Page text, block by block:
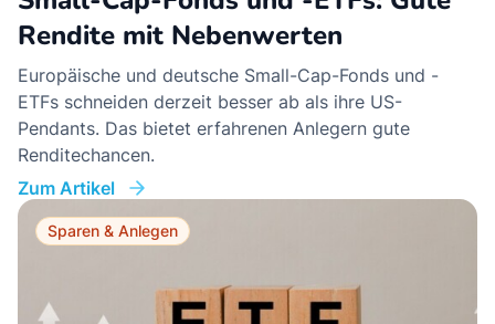
Rendite mit Nebenwerten
Europäische und deutsche Small-Cap-Fonds und -
ETFs schneiden derzeit besser ab als ihre US-
Pendants. Das bietet erfahrenen Anlegern gute
Renditechancen.
Zum Artikel
Sparen & Anlegen